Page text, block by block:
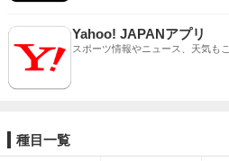
Yahoo! JAPANアプリ
スポーツ情報やニュース、天気も
種目一覧